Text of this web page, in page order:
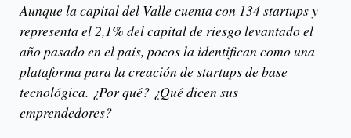
Aunque la capital del Valle cuenta con 134 startups y
representa el 2,1% del capital de riesgo levantado el
año pasado en el país, pocos la identifican como una
plataforma para la creación de startups de base
tecnológica. ¿Por qué? ¿Qué dicen sus
emprendedores?